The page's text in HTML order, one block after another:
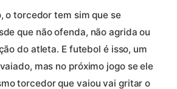
o torcedor tem sim que se
que não ofenda, não agrida ou
do atleta. E futebol é isso, um
mas no próximo jogo se ele
torcedor que vaiou vai gritar o